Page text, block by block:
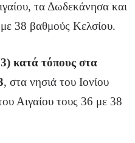
τα Δωδεκάνησα και
38 βαθμούς Κελσίου.
κατά τόπους στα
, στα νησιά του Ιονίου
Αιγαίου τους 36 με 38